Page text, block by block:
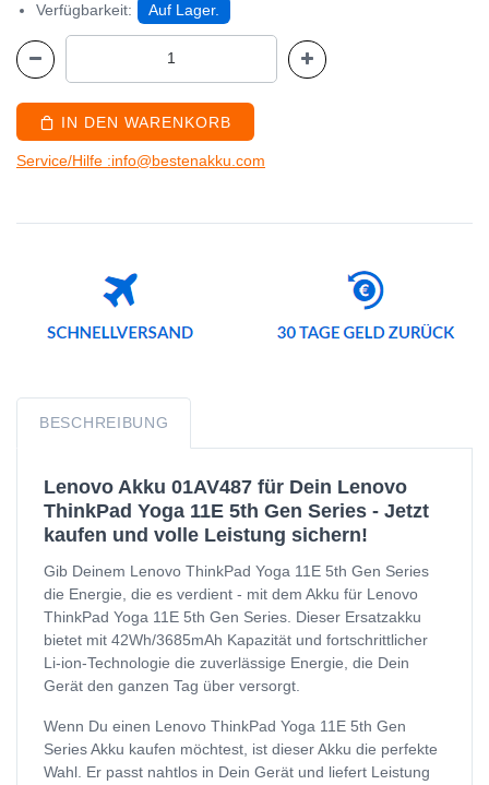
Verfügbarkeit:
Auf Lager.
IN DEN WARENKORB
Service/Hilfe :info@bestenakku.com
BESCHREIBUNG
Lenovo Akku 01AV487 für Dein Lenovo
ThinkPad Yoga 11E 5th Gen Series - Jetzt
kaufen und volle Leistung sichern!
Gib Deinem Lenovo ThinkPad Yoga 11E 5th Gen Series
die Energie, die es verdient - mit dem Akku für Lenovo
ThinkPad Yoga 11E 5th Gen Series. Dieser Ersatzakku
bietet mit 42Wh/3685mAh Kapazität und fortschrittlicher
Li-ion-Technologie die zuverlässige Energie, die Dein
Gerät den ganzen Tag über versorgt.
Wenn Du einen Lenovo ThinkPad Yoga 11E 5th Gen
Series Akku kaufen möchtest, ist dieser Akku die perfekte
Wahl. Er passt nahtlos in Dein Gerät und liefert Leistung